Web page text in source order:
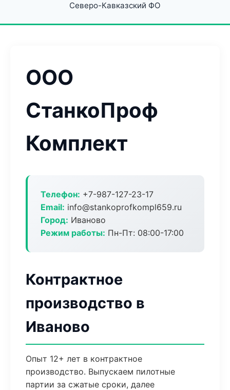
Северо-Кавказский ФО
ООО
СтанкоПроф
Комплект
Телефон: +7-987-127-23-17
Email: info@stankoprofkompl659.ru
Город: Иваново
Режим работы: Пн-Пт: 08:00-17:00
Контрактное
производство в
Иваново
Опыт 12+ лет в контрактное
производство. Выпускаем пилотные
партии за сжатые сроки, далее